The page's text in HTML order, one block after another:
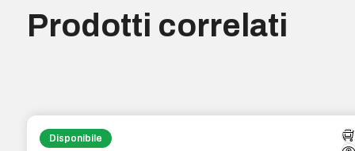
Prodotti correlati
Disponibile